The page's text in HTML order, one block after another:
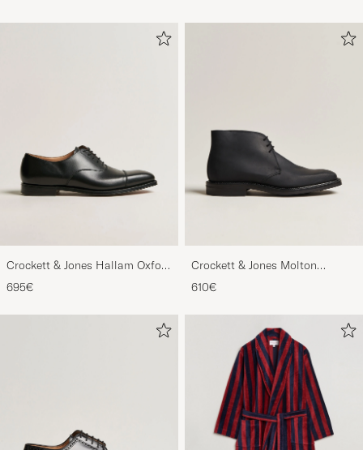
Crockett & Jones Hallam Oxford
Black Calf
695€
Crockett & Jones Molton
Chukka Black Rough-Out Suede
610€